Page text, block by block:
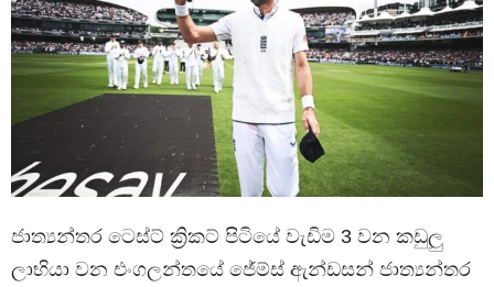
ජාත්‍යන්තර ටෙස්ට් ක්‍රිකට් පිටියේ වැඩිම 3 වන කඩුලු
ලාභියා වන එංගලන්තයේ ජේම්ස් ඇන්ඩසන් ජාත්‍යන්තර